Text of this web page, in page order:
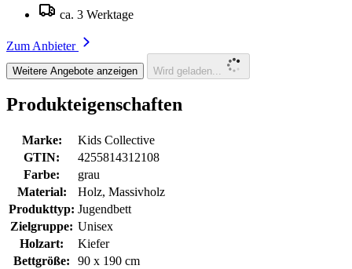
ca. 3 Werktage
Zum Anbieter
Weitere Angebote anzeigen Wird geladen...
Produkteigenschaften
Marke:
Kids Collective
GTIN:
4255814312108
Farbe:
grau
Material:
Holz, Massivholz
Produkttyp: Jugendbett
Zielgruppe: Unisex
Holzart:
Kiefer
Bettgröße:
90 x 190 cm